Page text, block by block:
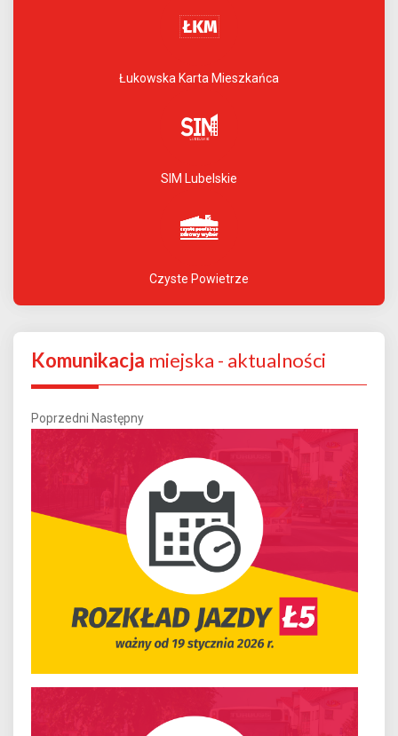
Łukowska Karta Mieszkańca
SIM Lubelskie
Czyste Powietrze
Komunikacja miejska - aktualności
Poprzedni Następny